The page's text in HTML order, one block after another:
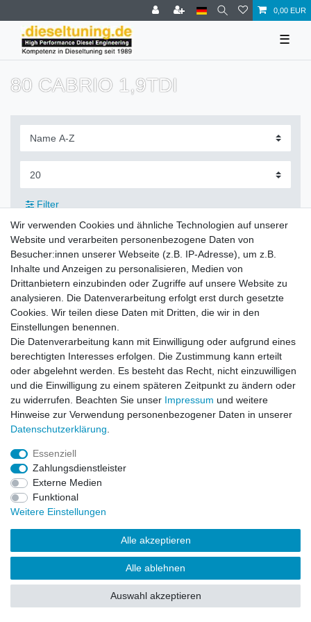
0,00 EUR
☰
80 CABRIO 1,9TDI
Filter
Zahlung und Versand
Daten­schutz­erklärung
Barrierefreiheitserklärung Widerrufs­recht
Vertrag widerrufen
© Copyright 2026 | Alle Rechte vorbehalten.
Wir verwenden Cookies und ähnliche Technologien auf unserer
Website und verarbeiten personenbezogene Daten von
Besucher:innen unserer Webseite (z.B. IP-Adresse), um z.B.
Inhalte und Anzeigen zu personalisieren, Medien von
Drittanbietern einzubinden oder Zugriffe auf unsere Website zu
analysieren. Die Datenverarbeitung erfolgt erst durch gesetzte
Cookies. Wir teilen diese Daten mit Dritten, die wir in den
Einstellungen benennen.
Die Datenverarbeitung kann mit Einwilligung oder aufgrund eines
berechtigten Interesses erfolgen. Die Zustimmung kann erteilt
oder abgelehnt werden. Es besteht das Recht, nicht einzuwilligen
und die Einwilligung zu einem späteren Zeitpunkt zu ändern oder
zu widerrufen. Beachten Sie unser Impressum und weitere
Hinweise zur Verwendung personenbezogener Daten in unserer
Daten­schutz­erklärung
Essenziell
Zahlungsdienstleister
Externe Medien
Funktional
Weitere Einstellungen
Alle akzeptieren
Alle ablehnen
Auswahl akzeptieren